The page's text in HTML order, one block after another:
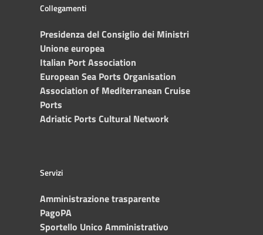
Collegamenti
Presidenza del Consiglio dei Ministri
Unione europea
Italian Port Association
European Sea Ports Organisation
Association of Mediterranean Cruise
Ports
Adriatic Ports Cultural Network
Servizi
Amministrazione trasparente
PagoPA
Sportello Unico Amministrativo